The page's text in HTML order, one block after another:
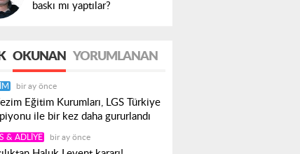
baskı mı yaptılar?
OKUNAN YORUMLANAN
bir ay önce
Eğitim Kurumları, LGS Türkiye
ile bir kez daha gururlandı
& ADLIYE bir ay önce